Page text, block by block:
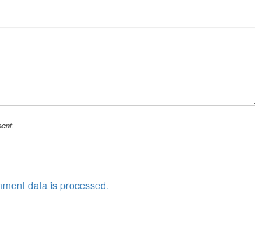
data is processed.